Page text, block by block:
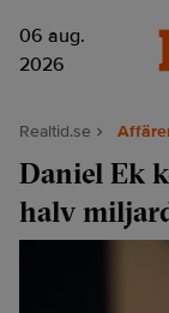
06 aug.
2026
Realtid.se
Daniel Ek
halv